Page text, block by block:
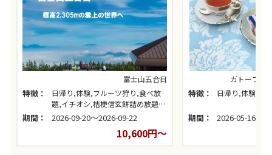
富士山五合目
特徴：
日帰り,体験,フルーツ狩り,食べ放
題,イチオシ,桔梗信玄餅詰め放題,
シャインマスカット狩り
期間： 2026-09-20～2026-09-22
10,600円～
ガトーフェ
特徴： 日帰り,体験,1万
期間： 2026-05-16～